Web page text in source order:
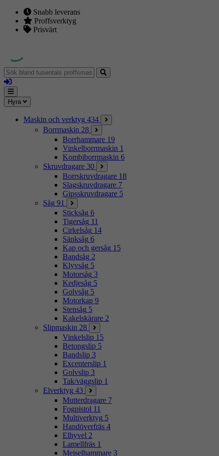
Snabb leverans
Proffsverktyg
Prisvärt
Sök
bland
tusentals
proffsmaskiner
Logga
in
Mina
sidor
Meny
Hyra
Maskin och verktyg 434
Borrmaskin 28
Borrhammare 19
Vinkelborrmaskin 1
Kombiborrmaskin 6
Skruvdragare 30
Borrskruvdragare 18
Slagskruvdragare 7
Gipsskruvdragare 5
Såg 91
Sticksåg 6
Tigersåg 11
Cirkelsåg 14
Sänksåg 6
Kap och gersåg 15
Bandsåg 2
Klyvsåg 5
Motorsåg 3
Kedjesåg 5
Golvsåg 5
Motorkap 9
Stensåg 5
Kakelskärare 2
Slipmaskin 28
Vinkelslip 15
Betongslip 5
Bandslip 3
Excenterslip 1
Golvslip 3
Tak/väggslip 1
Elverktyg 43
Mutterdragare 7
Fogpistol 11
Multiverktyg 5
Handöverfräs 4
Elhyvel 2
Lamellfräs 1
Mejselhammare 3